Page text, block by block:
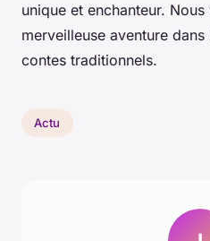
unique et enchanteur.
merveilleuse aventure
contes traditionnels.
Actu